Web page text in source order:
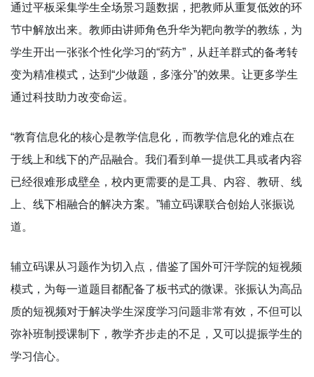
通过平板采集学生全场景习题数据，把教师从重复低效的环
节中解放出来。教师由讲师角色升华为靶向教学的教练，为
学生开出一张张个性化学习的“药方”，从赶羊群式的备考转
变为精准模式，达到“少做题，多涨分”的效果。让更多学生
通过科技助力改变命运。
“教育信息化的核心是教学信息化，而教学信息化的难点在
于线上和线下的产品融合。我们看到单一提供工具或者内容
已经很难形成壁垒，校内更需要的是工具、内容、教研、线
上、线下相融合的解决方案。”辅立码课联合创始人张振说
道。
辅立码课从习题作为切入点，借鉴了国外可汗学院的短视频
模式，为每一道题目都配备了板书式的微课。张振认为高品
质的短视频对于解决学生深度学习问题非常有效，不但可以
弥补班制授课制下，教学齐步走的不足，又可以提振学生的
学习信心。